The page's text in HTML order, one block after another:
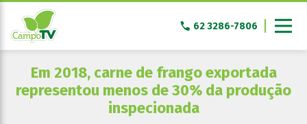
Pular
conteúdo
62 3286-7806
Em 2018, carne de frango exportada
representou menos de 30% da produção
inspecionada